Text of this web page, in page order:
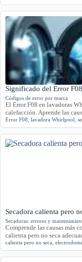
Significado del Error
Códigos de error por marca
El Error F08 en lavadoras
calefacción. Aprende las
Error F08 lavadora Whirlpool
Secadora calienta pero
Secadoras: errores y
Comprende las causas más
calienta pero no seca
calienta pero no seca